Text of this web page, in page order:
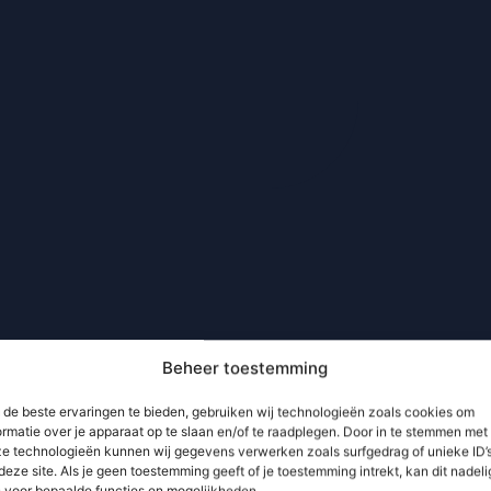
Beheer toestemming
de beste ervaringen te bieden, gebruiken wij technologieën zoals cookies om
over je apparaat op te slaan en/of te raadplegen. Door in te stemmen met
technologieën kunnen wij gegevens verwerken zoals surfgedrag of unieke
site. Als je geen toestemming geeft of je toestemming intrekt, kan dit